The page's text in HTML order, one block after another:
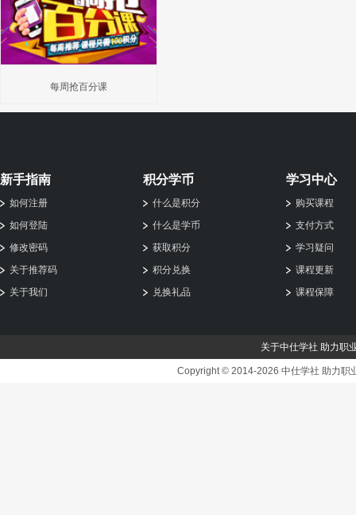
每周抢百分课
新手指南
如何注册
如何登陆
修改密码
关于推荐码
关于我们
积分学币
什么是积分
什么是学币
获取积分
积分兑换
兑换礼品
学习中心
购买课程
支付方式
学习疑问
课程更新
课程保障
关于中仕学社 助力职
Copyright © 2014-2026 中仕学社 助力职